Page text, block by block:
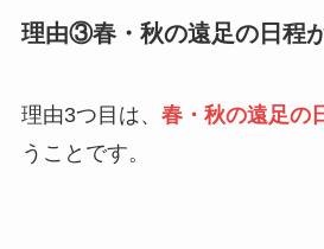
理由③春・秋の遠足の日程
理由3つ目は、 春・秋の遠足の
うことです。